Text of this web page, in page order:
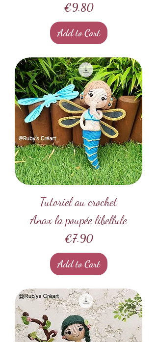
Price
€9.80
Add to Cart
Tutoriel au crochet
Anax la poupée libellule
Price
€7.90
Add to Cart